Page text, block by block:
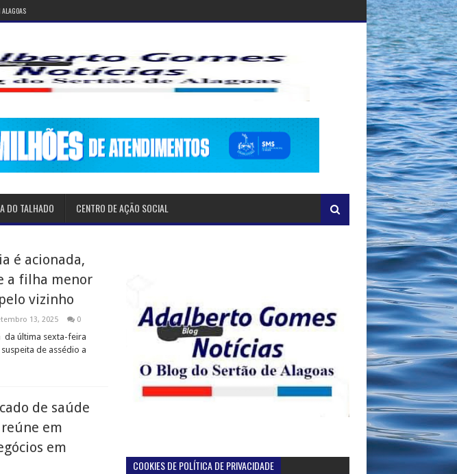
ALAGOAS
DO TALHADO CENTRO DE AÇÃO SOCIAL
é acionada,
a filha menor
vizinho
13, 2025 0
da última sexta-feira
de assédio a
de saúde
em
em
COOKIES DE POLÍTICA DE PRIVACIDADE